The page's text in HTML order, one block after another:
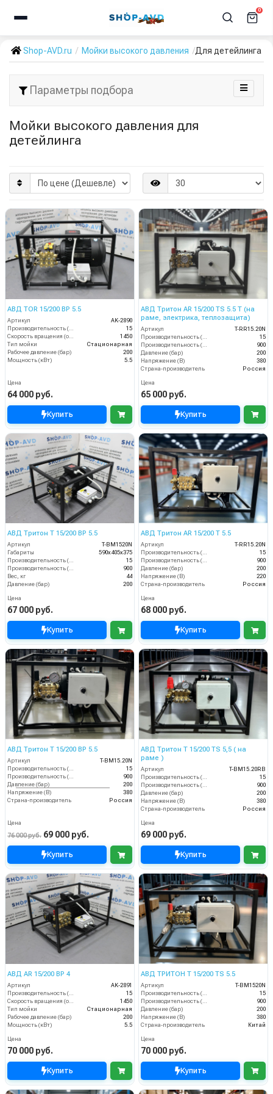
0
Shop-AVD.ru Мойки высокого давления Для детейлинга
Параметры подбора
Мойки высокого давления для
детейлинга
АВД TOR 15/200 BP 5.5
Артикул
AK-2890
15
1450
Тип мойки
Стационарная
Рабочее давление (бар)
200
Мощность (кВт)
5.5
Цена
64 000 руб.
Купить
АВД Тритон AR 15/200 TS 5.5 T (на
раме, электрика, теплозащита)
Артикул
T-RR15.20N
15
900
Давление (бар)
200
Напряжение (В)
380
Страна-производитель
Россия
Цена
65 000 руб.
Купить
АВД Тритон T 15/200 BP 5.5
Артикул
T-BM1520N
Габариты
590х405х375
Производительность (л/мин)
15
Производительность (л/ч)
900
Вес, кг
44
Давление (бар)
200
Цена
67 000 руб.
Купить
АВД Тритон AR 15/200 T 5.5
Артикул
T-RR15.20N
Производительность (л/мин)
15
Производительность (л/ч)
900
Давление (бар)
200
Напряжение (В)
220
Страна-производитель
Россия
Цена
68 000 руб.
Купить
АВД Тритон Т 15/200 ВР 5.5
Артикул
T-BM15.20N
Производительность (л/мин)
15
Производительность (л/ч)
900
Давление (бар)
200
Напряжение (В)
380
Страна-производитель
Россия
Цена
76 000 руб. 69 000 руб.
Купить
АВД Тритон Т 15/200 TS 5,5 ( на
раме )
Артикул
T-BM15.20RB
Производительность (л/мин)
15
Производительность (л/ч)
900
Давление (бар)
200
Напряжение (В)
380
Страна-производитель
Россия
Цена
69 000 руб.
Купить
АВД AR 15/200 BP 4
Артикул
AK-2891
15
1450
Тип мойки
Стационарная
Рабочее давление (бар)
200
Мощность (кВт)
5.5
Цена
70 000 руб.
Купить
АВД ТРИТОН T 15/200 TS 5.5
Артикул
T-BM1520N
15
900
Давление (бар)
200
Напряжение (В)
380
Страна-производитель
Китай
Цена
70 000 руб.
Купить